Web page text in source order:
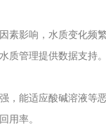
影响，水质变化
质管理提供数据支持。
能适应酸碱溶液
用率。